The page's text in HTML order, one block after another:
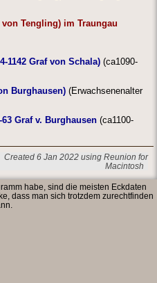
Tengling) im Traungau
1142 Graf von Schala)(ca1090-
Burghausen)(Erwachsenenalter
63 Graf v. Burghausen(ca1100-
Created 6 Jan 2022 using Reunion for
Macintosh
habe, sind die meisten Eckdaten
dass man sich trotzdem zurechtfinden